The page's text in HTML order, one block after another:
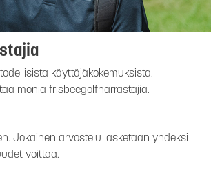
käyttäjäkokemuksista.
monia frisbeegolfharrastajia.
Jokainen arvostelu lasketaan yhdeksi
voittaa.